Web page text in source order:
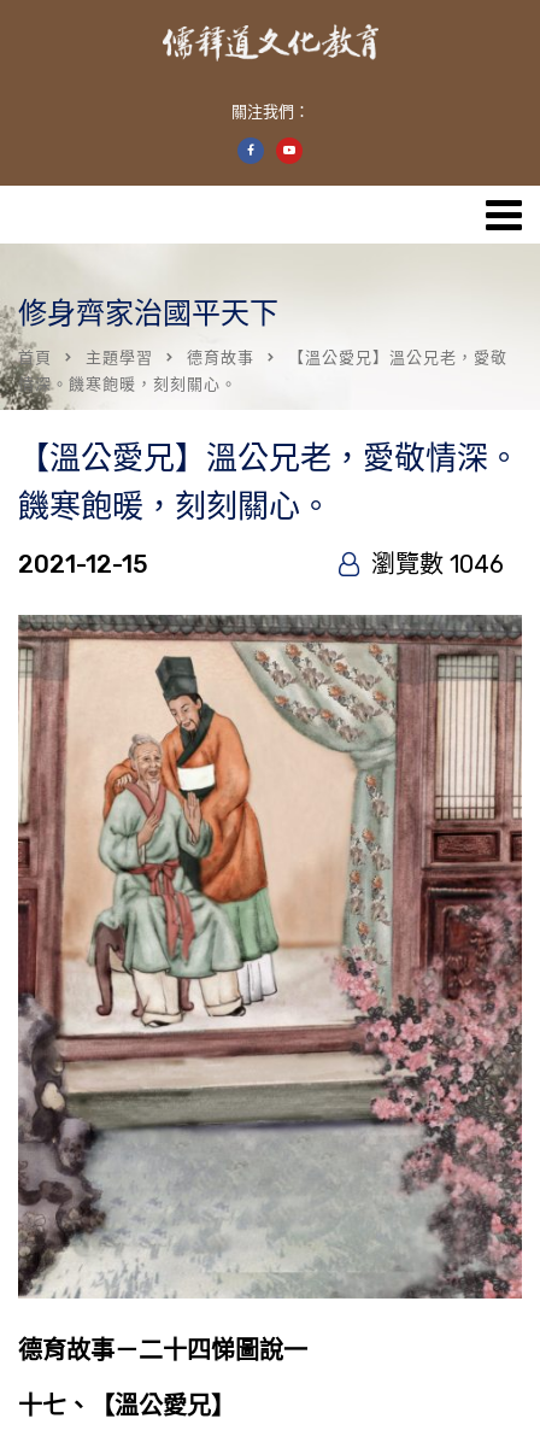
關注我們：
修身齊家治國平天下
首頁 主題學習 德育故事
【溫公愛兄】溫公兄老，愛敬
情深。饑寒飽暖，刻刻關心。
【溫公愛兄】溫公兄老，愛敬情深。
饑寒飽暖，刻刻關心。
2021-12-15 瀏覽數 1046
德育故事－二十四悌圖說一
十七、【溫公愛兄】